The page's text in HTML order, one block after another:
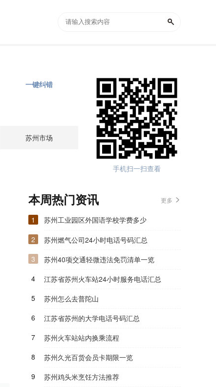
手机扫一扫查看
苏州市场
一键纠错
本周热门资讯 更多
1
苏州工业园区外国语学校学费多少
2
苏州燃气公司24小时电话号码汇总
3
苏州40项交通轻微违法免罚清单一览
4
江苏省苏州火车站24小时服务电话汇总
5
苏州怎么去普陀山
6
江苏省苏州的大学电话号码汇总
7
苏州火车站站内换乘流程
8
苏州久光百货会员卡期限一览
9
苏州鸡头米烹饪方法推荐